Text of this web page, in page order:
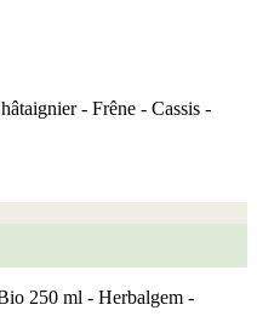
- Frêne - Cassis -